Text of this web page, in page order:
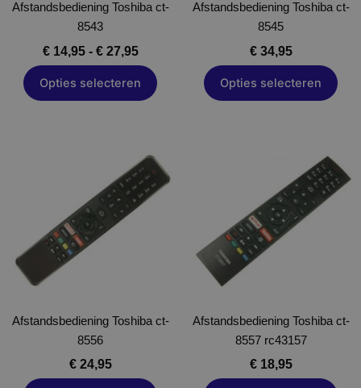
Afstandsbediening Toshiba ct-
8543
€14,95 - €27,95
Opties selecteren
worden
op
de
productpagina
Afstandsbediening Toshiba ct-
8545
€34,95
Opties selecteren
worden
op
de
productpagina
Afstandsbediening Toshiba ct-
8556
€24,95
product
heeft
meerdere
variaties.
Deze
worden
op
de
productpagina
Afstandsbediening Toshiba ct-
8557 rc43157
€18,95
product
heeft
meerdere
variaties.
Deze
worden
op
de
productpagina